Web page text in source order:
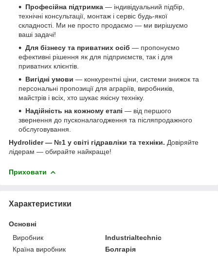
Професійна підтримка — індивідуальний підбір,
технічні консультації, монтаж і сервіс будь-якої
складності. Ми не просто продаємо — ми вирішуємо
ваші задачі!
Для бізнесу та приватних осіб — пропонуємо
ефективні рішення як для підприємств, так і для
приватних клієнтів.
Вигідні умови — конкурентні ціни, системи знижок та
персональні пропозиції для аграріїв, виробників,
майстрів і всіх, хто шукає якісну техніку.
Надійність на кожному етапі — від першого
звернення до пусконалагодження та післяпродажного
обслуговування.
Hydrolider — №1 у світі гідравліки та техніки. Довіряйте
лідерам — обирайте найкраще!
Приховати
Характеристики
Основні
Виробник
Industrialtechnic
Країна виробник
Болгарія